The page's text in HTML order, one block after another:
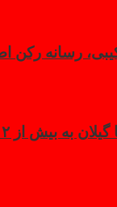
رسانه
زائر در کربلای معلی